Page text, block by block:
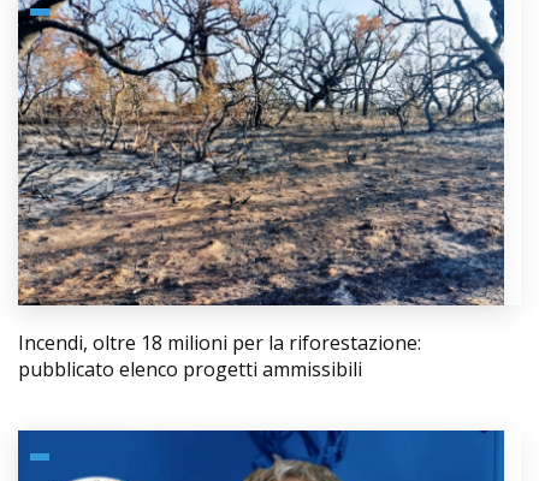
Incendi, oltre 18 milioni per la riforestazione:
pubblicato elenco progetti ammissibili